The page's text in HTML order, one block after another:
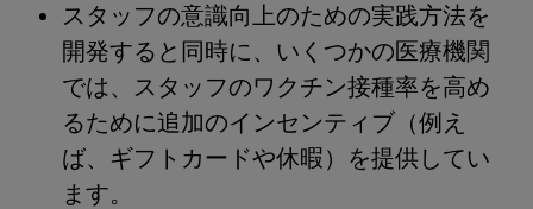
スタッフの意識向上のための実践方法を
開発すると同時に、いくつかの医療機関
では、スタッフのワクチン接種率を高め
るために追加のインセンティブ（例え
ば、ギフトカードや休暇）を提供してい
ます。